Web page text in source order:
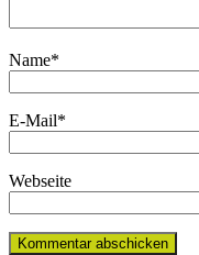
Name*
E-Mail*
Webseite